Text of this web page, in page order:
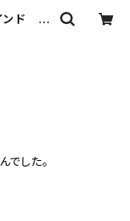
ンド ネ
でした。